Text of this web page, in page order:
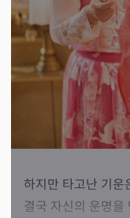
하지만 타고난 기운
결국 자신의 운명을